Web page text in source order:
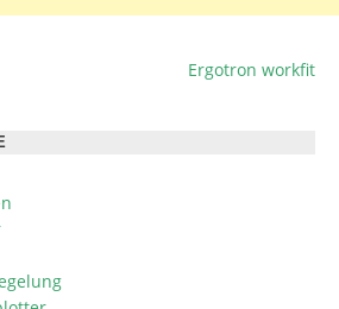
Ergotron workfit